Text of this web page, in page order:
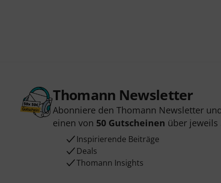
Thomann Newsletter
Abonniere den Thomann Newsletter
einen von 50 Gutscheinen über jeweils
Inspirierende Beiträge
Deals
Thomann Insights